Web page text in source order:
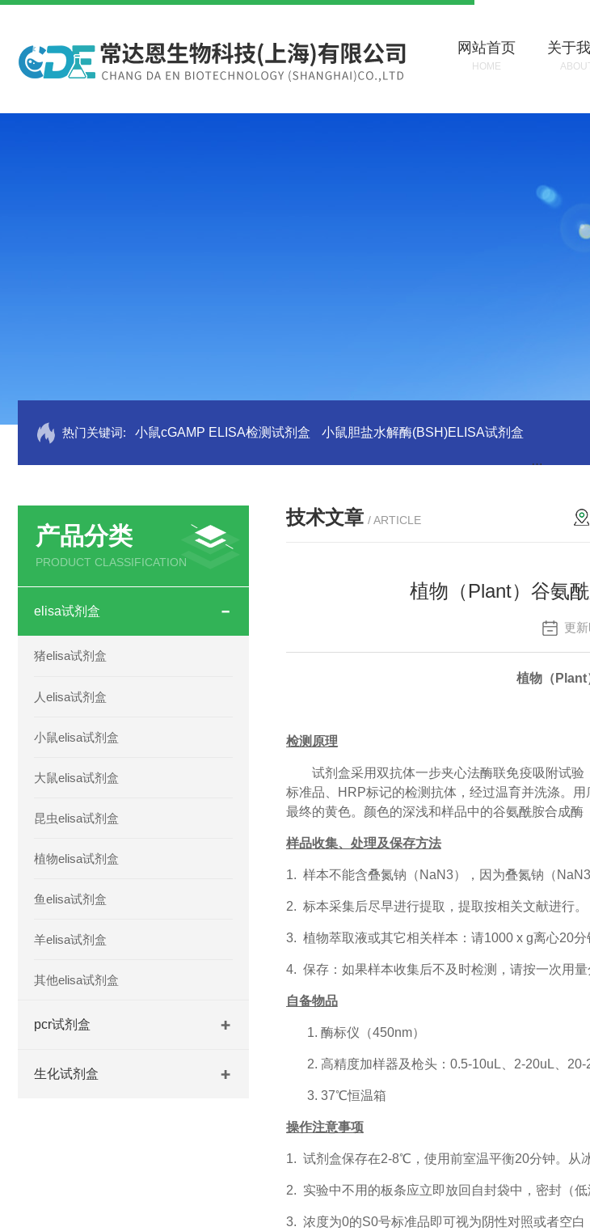
网站首页
HOME
关于
热门关键词: 小鼠cGAMP ELISA检测试剂盒 小鼠胆盐水解酶(BSH)ELISA试剂盒
产品分类
PRODUCT CLASSIFICATION
elisa试剂盒
猪elisa试剂盒
人elisa试剂盒
小鼠elisa试剂盒
大鼠elisa试剂盒
昆虫elisa试剂盒
植物elisa试剂盒
鱼elisa试剂盒
羊elisa试剂盒
其他elisa试剂盒
pcr试剂盒
生化试剂盒
技术文章 / ARTICLE
植物（Plant）谷氨
更
植物（ Plant
检测原理
试剂盒采用双抗体一步夹心法酶联免疫吸附试验
标准品、HRP标记的检测抗体，经过温育并洗涤。
最终的黄色。颜色的深浅和样品中的谷氨酰胺合成酶
样品收集、处理及保存方法
1. 样本不能含叠氮钠（ NaN3） ，因为叠氮钠（
2. 标本采集后尽早进行提取，提取按相关文献进行。
3. 植物萃取液或其它相关样本：请1000 x g离心20分
4. 保存：如果样本收集后不及时检测，请按一次用
自备物品
1. 酶标仪（450nm）
2. 高精度加样器及枪头： 0.5-10uL、2-20uL、
3. 37℃恒温箱
操作注意事项
1. 试剂盒保存在2-8℃，使用前室温平衡20分钟。从
2. 实验中不用的板条应立即放回自封袋中，密封（低
3. 浓度为0的S0号标准品即可视为阴性对照或者空